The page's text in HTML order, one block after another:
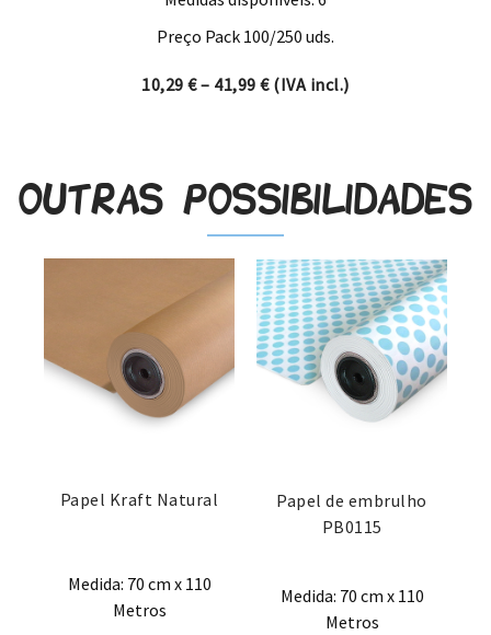
Preço Pack 100/250 uds.
10,29€– 41,99€Price range: 10,29 €
(IVA incl.)
Outras possibilidades
Papel Kraft Natural
Medida: 70 cm x 110
Metros
Papel de embrulho
PB0115
Medida: 70 cm x 110
Metros